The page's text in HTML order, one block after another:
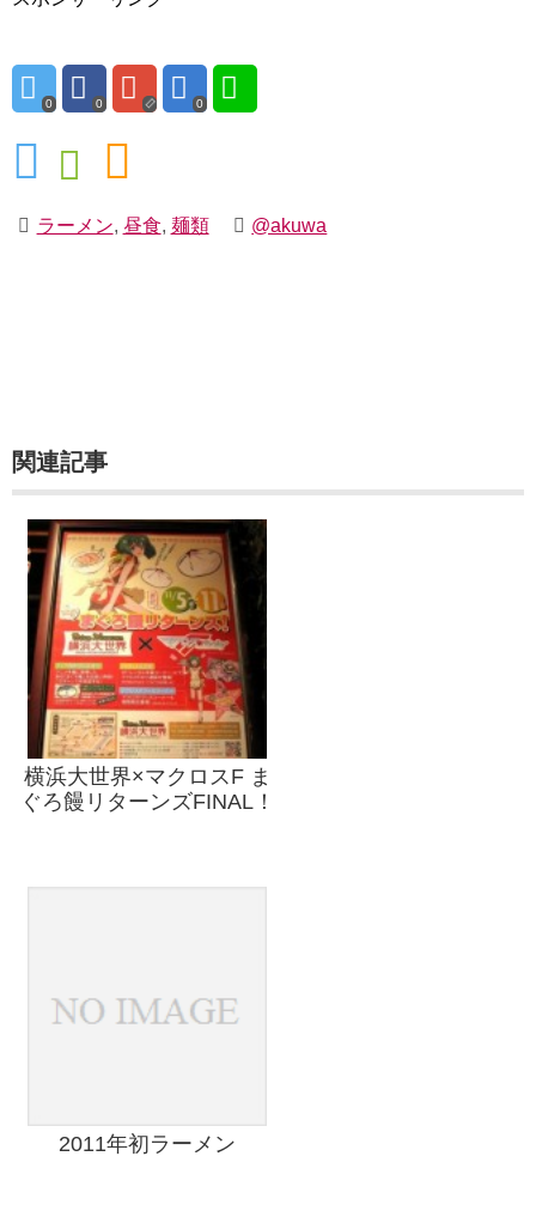
0 0 0
ラーメン, 昼食, 麺類 @akuwa
関連記事
横浜大世界×マクロスF ま
ぐろ饅リターンズFINAL！
2011年初ラーメン